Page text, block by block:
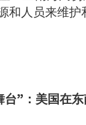
和人员来维护
台”：美国在